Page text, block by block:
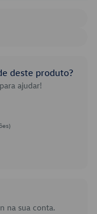
deste produto?
ajudar!
na sua conta.